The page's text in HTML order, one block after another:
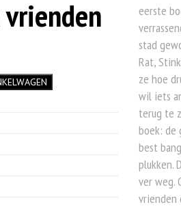
eerste
stad
Rat,
ze hoe
wil iets
terug te
boek: de
best
plukken.
ver weg.
vrienden